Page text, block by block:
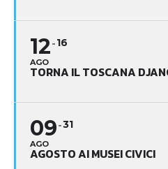
12
AGO
16
TORNA IL TOSCANA
09
AGO
31
AGOSTO AI MUSEI CIVICI